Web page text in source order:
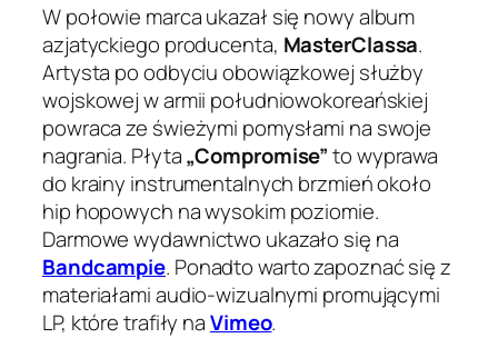
W połowie marca ukazał się nowy album
azjatyckiego producenta, MasterClassa.
Artysta po odbyciu obowiązkowej służby
wojskowej w armii południowokoreańskiej
powraca ze świeżymi pomysłami na swoje
nagrania. Płyta„Compromise”to wyprawa
do krainy instrumentalnych brzmień około
hip hopowych na wysokim poziomie.
Darmowe wydawnictwo ukazało się na
Bandcampie. Ponadto warto zapoznać się z
materiałami audio-wizualnymi promującymi
LP, które trafiły naVimeo.